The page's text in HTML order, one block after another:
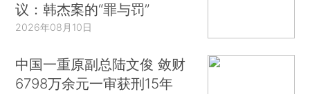
议：韩杰案的“罪与罚”
2026年08月10日
中国一重原副总陆文俊 敛财
6798万余元一审获刑15年